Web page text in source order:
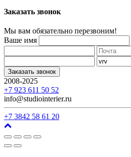
Заказать звонок
Мы вам обязательно перезвоним!
Ваше имя
Заказать звонок
2008-2025
+7 923 611 50 52
info@studiointerier.ru
+7 3842 58 61 20